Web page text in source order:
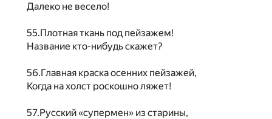
Далеко не весело!
55.Плотная ткань под пейзажем!
Название кто-нибудь скажет?
56.Главная краска осенних пейзажей,
Когда на холст роскошно ляжет!
57.Русский «супермен» из старины,